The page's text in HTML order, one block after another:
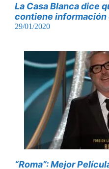
La Casa Blanca dice
contiene información
29/01/2020
“Roma”: Mejor